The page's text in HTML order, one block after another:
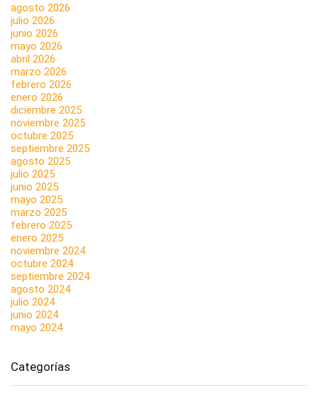
agosto 2026
julio 2026
junio 2026
mayo 2026
abril 2026
marzo 2026
febrero 2026
enero 2026
diciembre 2025
noviembre 2025
octubre 2025
septiembre 2025
agosto 2025
julio 2025
junio 2025
mayo 2025
marzo 2025
febrero 2025
enero 2025
noviembre 2024
octubre 2024
septiembre 2024
agosto 2024
julio 2024
junio 2024
mayo 2024
Categorías